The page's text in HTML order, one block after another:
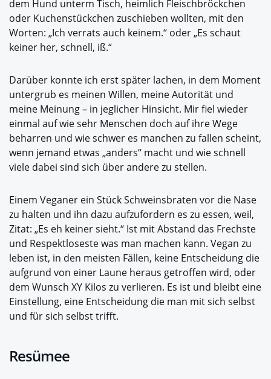
dem Hund unterm Tisch, heimlich Fleischbröckchen
oder Kuchenstückchen zuschieben wollten, mit den
Worten: „Ich verrats auch keinem.“ oder „Es schaut
keiner her, schnell, iß.“
Darüber konnte ich erst später lachen, in dem Moment
untergrub es meinen Willen, meine Autorität und
meine Meinung – in jeglicher Hinsicht. Mir fiel wieder
einmal auf wie sehr Menschen doch auf ihre Wege
beharren und wie schwer es manchen zu fallen scheint,
wenn jemand etwas „anders“ macht und wie schnell
viele dabei sind sich über andere zu stellen.
Einem Veganer ein Stück Schweinsbraten vor die Nase
zu halten und ihn dazu aufzufordern es zu essen, weil,
Zitat: „Es eh keiner sieht.“ Ist mit Abstand das Frechste
und Respektloseste was man machen kann. Vegan zu
leben ist, in den meisten Fällen, keine Entscheidung die
aufgrund von einer Laune heraus getroffen wird, oder
dem Wunsch XY Kilos zu verlieren. Es ist und bleibt eine
Einstellung, eine Entscheidung die man mit sich selbst
und für sich selbst trifft.
Resümee